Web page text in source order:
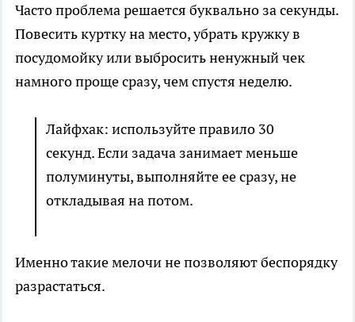
Часто проблема решается буквально за секунды.
Повесить куртку на место, убрать кружку в
посудомойку или выбросить ненужный чек
намного проще сразу, чем спустя неделю.
Лайфхак: используйте правило 30
секунд. Если задача занимает меньше
полуминуты, выполняйте ее сразу, не
откладывая на потом.
Именно такие мелочи не позволяют беспорядку
разрастаться.